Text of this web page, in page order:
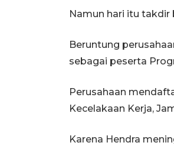
Namun hari itu takdir
Beruntung
sebagai peserta
Perusahaan
Kecelakaan Kerja,
Karena Hendra